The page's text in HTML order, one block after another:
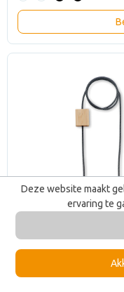
Deze website maakt
ervaring te